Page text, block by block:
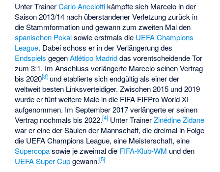
Unter TrainerCarlo Ancelottikämpfte sich Marcelo in der
Saison 2013/14 nach überstandener Verletzung zurück in
die Stammformation und gewann zum zweiten Mal den
spanischen Pokalsowie erstmals die UEFA Champions
League. Dabei schoss er in der Verlängerung des
Endspiels gegenAtlético Madriddas vorentscheidende Tor
zum 3:1. Im Anschluss verlängerte Marcelo seinen Vertrag
bis 2020[3] und etablierte sich endgültig als einer der
weltweit besten Linksverteidiger. Zwischen 2015 und 2019
wurde er fünf weitere Male in die FIFA FIFPro World XI
aufgenommen. Im September 2017 verlängerte er seinen
Vertrag nochmals bis 2022.[4] Unter TrainerZinédine Zidane
war er eine der Säulen der Mannschaft, die dreimal in Folge
die UEFA Champions League, eine Meisterschaft, eine
Supercopasowie je zweimal die FIFA-Klub-WM und den
UEFA Super Cupgewann.[5]